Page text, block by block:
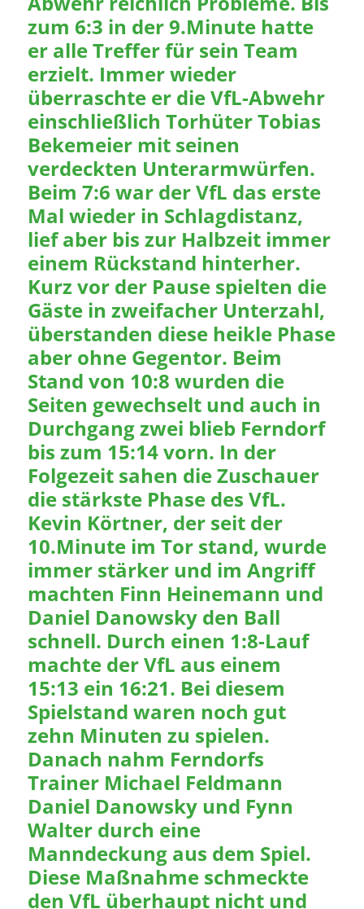
zum 6:3 in der 9.Minute hatte
er alle Treffer für sein Team
erzielt. Immer wieder
überraschte er die VfL-Abwehr
einschließlich Torhüter Tobias
Bekemeier mit seinen
verdeckten Unterarmwürfen.
Beim 7:6 war der VfL das erste
Mal wieder in Schlagdistanz,
lief aber bis zur Halbzeit immer
einem Rückstand hinterher.
Kurz vor der Pause spielten die
Gäste in zweifacher Unterzahl,
überstanden diese heikle Phase
aber ohne Gegentor. Beim
Stand von 10:8 wurden die
Seiten gewechselt und auch in
Durchgang zwei blieb Ferndorf
bis zum 15:14 vorn. In der
Folgezeit sahen die Zuschauer
die stärkste Phase des VfL.
Kevin Körtner, der seit der
10.Minute im Tor stand, wurde
immer stärker und im Angriff
machten Finn Heinemann und
Daniel Danowsky den Ball
schnell. Durch einen 1:8-Lauf
machte der VfL aus einem
15:13 ein 16:21. Bei diesem
Spielstand waren noch gut
zehn Minuten zu spielen.
Danach nahm Ferndorfs
Trainer Michael Feldmann
Daniel Danowsky und Fynn
Walter durch eine
Manndeckung aus dem Spiel.
Diese Maßnahme schmeckte
den VfL überhaupt nicht und